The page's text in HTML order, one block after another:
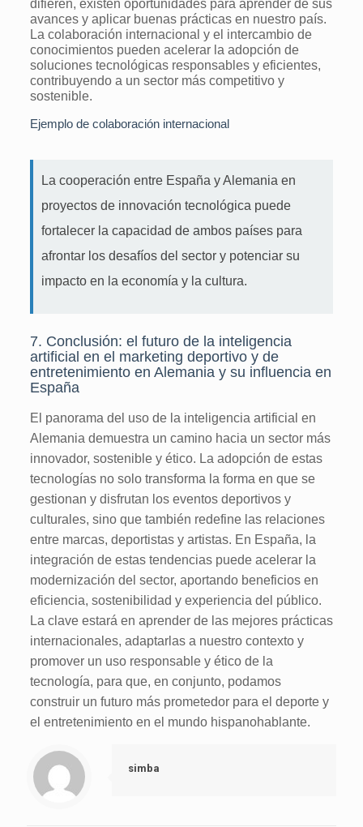
difieren, existen oportunidades para aprender de sus
avances y aplicar buenas prácticas en nuestro país.
La colaboración internacional y el intercambio de
conocimientos pueden acelerar la adopción de
soluciones tecnológicas responsables y eficientes,
contribuyendo a un sector más competitivo y
sostenible.
Ejemplo de colaboración internacional
La cooperación entre España y Alemania en
proyectos de innovación tecnológica puede
fortalecer la capacidad de ambos países para
afrontar los desafíos del sector y potenciar su
impacto en la economía y la cultura.
7. Conclusión: el futuro de la inteligencia
artificial en el marketing deportivo y de
entretenimiento en Alemania y su influencia en
España
El panorama del uso de la inteligencia artificial en
Alemania demuestra un camino hacia un sector más
innovador, sostenible y ético. La adopción de estas
tecnologías no solo transforma la forma en que se
gestionan y disfrutan los eventos deportivos y
culturales, sino que también redefine las relaciones
entre marcas, deportistas y artistas. En España, la
integración de estas tendencias puede acelerar la
modernización del sector, aportando beneficios en
eficiencia, sostenibilidad y experiencia del público.
La clave estará en aprender de las mejores prácticas
internacionales, adaptarlas a nuestro contexto y
promover un uso responsable y ético de la
tecnología, para que, en conjunto, podamos
construir un futuro más prometedor para el deporte y
el entretenimiento en el mundo hispanohablante.
simba